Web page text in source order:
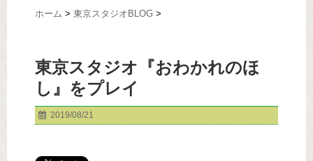
ホーム > 東京スタジオBLOG >
東京スタジオ『おわかれのほ
し』をプレイ
2019/08/21